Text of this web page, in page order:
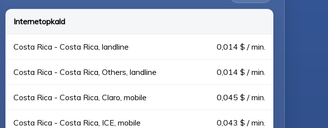
Internetopkald
Costa Rica - Costa Rica, landline 0,014 $ / min.
Costa Rica - Costa Rica, Others, landline 0,014 $ / min.
Costa Rica - Costa Rica, Claro, mobile 0,045 $ / min.
Costa Rica - Costa Rica, ICE, mobile 0,043 $ / min.